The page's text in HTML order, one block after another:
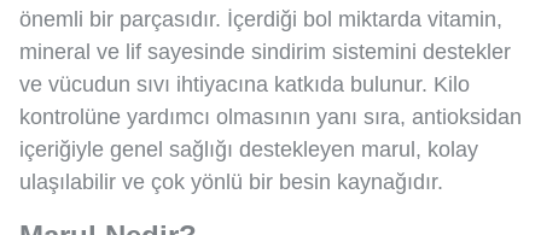
önemli bir parçasıdır. İçerdiği bol miktarda vitamin,
mineral ve lif sayesinde sindirim sistemini destekler
ve vücudun sıvı ihtiyacına katkıda bulunur. Kilo
kontrolüne yardımcı olmasının yanı sıra, antioksidan
içeriğiyle genel sağlığı destekleyen marul, kolay
ulaşılabilir ve çok yönlü bir besin kaynağıdır.